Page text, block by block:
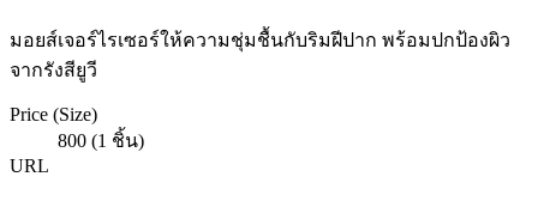
มอยส์เจอร์ไรเซอร์ให้ความชุ่มชื้นกับริมฝีปาก พร้อมปกป้องผิว
จากรังสียูวี
Price (Size)
800 (1 ชิ้น)
URL